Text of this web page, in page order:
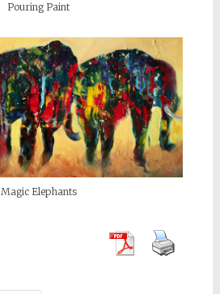
Pouring Paint
Magic Elephants